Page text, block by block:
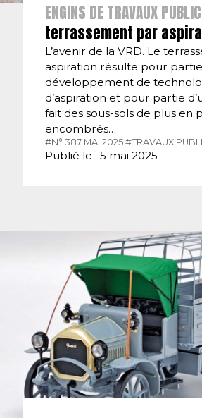
ENGINS DE TRAVAUX
terrassement par
L’avenir de la VRD. Le
aspiration résulte pour
développement de
d’aspiration et pour partie
fait des sous-sols de plus en
encombrés…
#N° 387 MAI 2025. #TRAVAUX
Publié le : 5 mai 2025